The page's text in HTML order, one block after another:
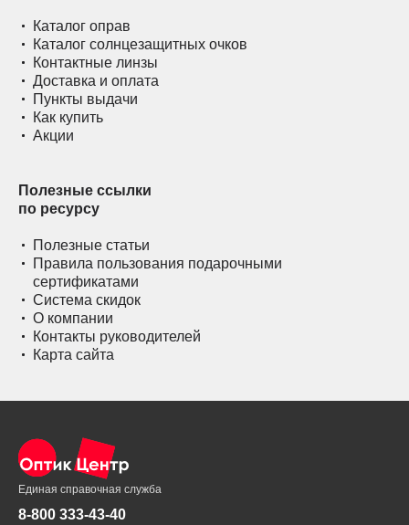
Каталог оправ
Каталог солнцезащитных очков
Контактные линзы
Доставка и оплата
Пункты выдачи
Как купить
Акции
Полезные ссылки
по ресурсу
Полезные статьи
Правила пользования подарочными
сертификатами
Система скидок
О компании
Контакты руководителей
Карта сайта
Единая справочная служба
8-800 333-43-40